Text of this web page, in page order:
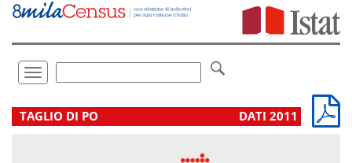
Vai
direttamente
Toggle
navigation
.
TAGLIO DI PO DATI 2011